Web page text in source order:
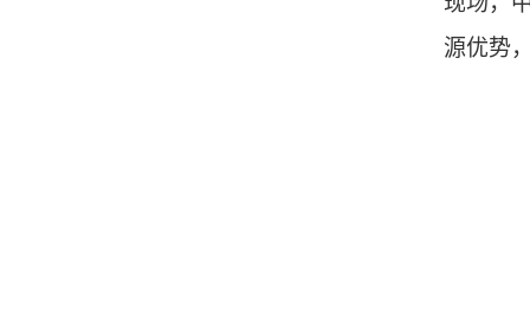
源优势